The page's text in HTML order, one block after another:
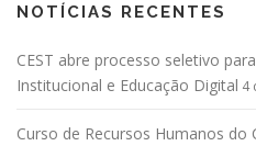
NOTÍCIAS RECENTES
CEST abre processo seletivo
Institucional e Educação Digital 4
Curso de Recursos Humanos do